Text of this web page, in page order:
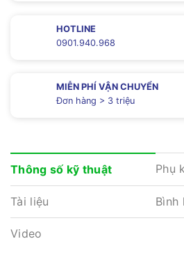
HOTLINE
0901.940.968
MIỄN PHÍ VẬN CHUYỂN
Đơn hàng > 3 triệu
Thông số kỹ thuật Phụ
Tài liệu Bình
Video